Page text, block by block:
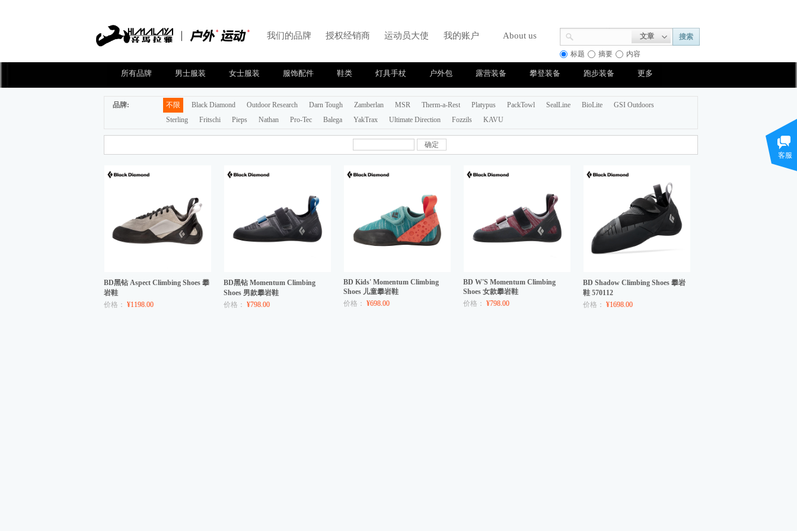
我们的品牌 授权经销商 运动员大使 我的账户 About us 文章 搜索
标题 摘要 内容
所有品牌 男士服装 女士服装 服饰配件 鞋类 灯具手杖 户外包 露营装备 攀登装备 跑步装备 更多
品牌: 不限 Black Diamond Outdoor Research Darn Tough Zamberlan MSR Therm-a-Rest Platypus PackTowl SealLine BioLite
GSI Outdoors
Sterling
Fritschi Pieps Nathan Pro-Tec Balega YakTrax Ultimate Direction Fozzils KAVU
确定
BD黑钻 Aspect Climbing Shoes 攀
岩鞋
价格： ¥1198.00
BD黑钻 Momentum Climbing
Shoes 男款攀岩鞋
价格： ¥798.00
BD Kids' Momentum Climbing
Shoes 儿童攀岩鞋
价格： ¥698.00
BD W'S Momentum Climbing
Shoes 女款攀岩鞋
价格： ¥798.00
BD Shadow Climbing Shoes 攀岩
鞋 570112
价格： ¥1698.00
客服